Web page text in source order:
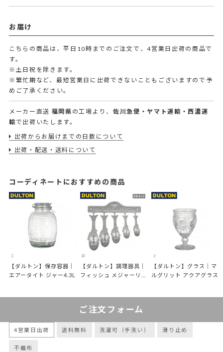
お届け
こちらの商品は、平日10時までのご注文で、4営業日出荷の商品で
す。
※土日祝を除きます。
※繁忙期など、最短営業日に出荷できないこともございますので予
めご了承ください。
メーカー直送 福岡県 の工場より、 佐川急便・ヤマト運輸・西濃運
輸で出荷いたします。
出荷からお届けまでの日数について
出荷・配送・送料について
コーディネートにおすすめの商品
【ダルトン】保存容器｜
エアータイト ジャー4.3L
【ダルトン】調理器具｜
フィッシュ メジャーリン
【ダルトン】グラス｜マ
ルグリット アクアグラス
ご注文フォーム
4営業日出荷 送料無料 洗濯可（手洗い） 滑り止め
不織布